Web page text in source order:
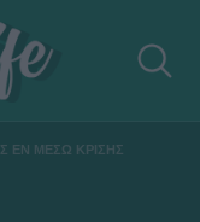
ΕΝ ΜΕΣΩ ΚΡΙΣΗΣ